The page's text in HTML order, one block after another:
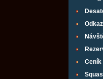
Ceník